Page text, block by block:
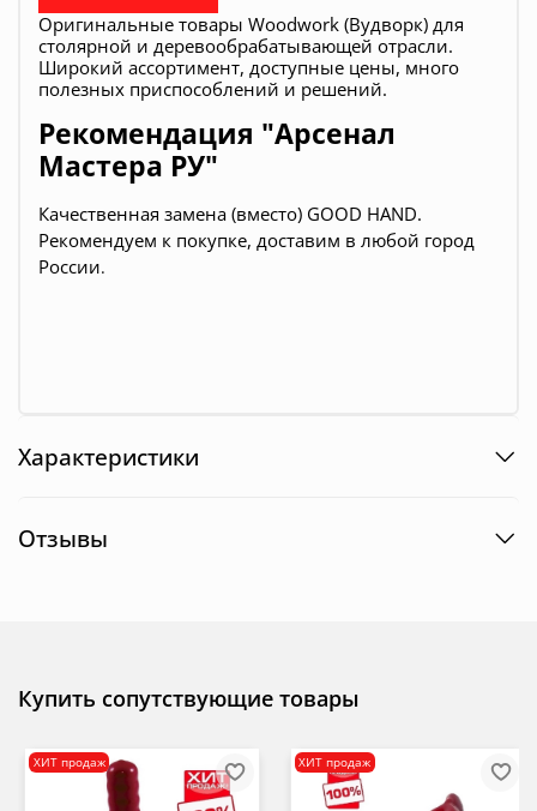
Оригинальные товары Woodwork (Вудворк) для
столярной и деревообрабатывающей отрасли.
Широкий ассортимент, доступные цены, много
полезных приспособлений и решений.
Рекомендация "Арсенал
Мастера РУ"
Качественная замена (вместо) GOOD HAND.
Рекомендуем к покупке, доставим в любой город
России.
Характеристики
Отзывы
Купить сопутствующие товары
ХИТ продаж ХИТ продаж